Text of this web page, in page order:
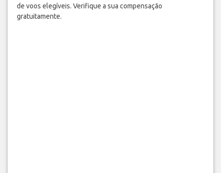
de voos elegíveis. Verifique a sua compensação
gratuitamente.